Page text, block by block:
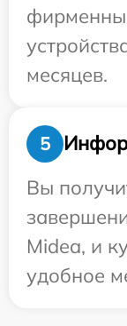
месяцев.
5
Вы
Midea, и
удобное